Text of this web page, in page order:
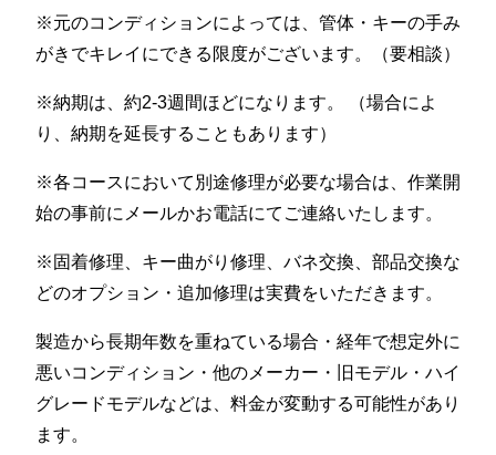
※元のコンディションによっては、管体・キーの手み
がきでキレイにできる限度がございます。（要相談）
※納期は、約2-3週間ほどになります。 （場合によ
り、納期を延長することもあります）
※各コースにおいて別途修理が必要な場合は、作業開
始の事前にメールかお電話にてご連絡いたします。
※固着修理、キー曲がり修理、バネ交換、部品交換な
どのオプション・追加修理は実費をいただきます。
製造から長期年数を重ねている場合・経年で想定外に
悪いコンディション・他のメーカー・旧モデル・ハイ
グレードモデルなどは、料金が変動する可能性があり
ます。